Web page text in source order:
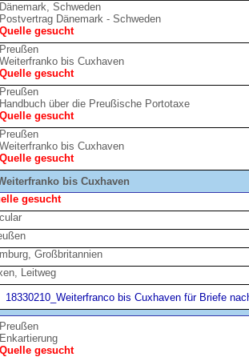
Dänemark, Schweden
Postvertrag Dänemark - Schweden
Quelle gesucht
Preußen
Weiterfranko bis Cuxhaven
Quelle gesucht
Preußen
Handbuch über die Preußische Portotaxe
Quelle gesucht
Preußen
Weiterfranko bis Cuxhaven
Quelle gesucht
bis Cuxhaven
gesucht
Großbritannien
Leitweg
18330210_Weiterfranco bis Cuxhaven für Briefe
Preußen
Enkartierung
Quelle gesucht